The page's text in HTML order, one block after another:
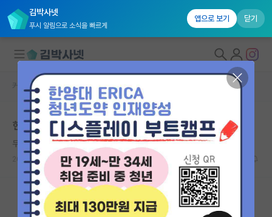
김박사넷
푸시 알림으로 소식을 빠르게
앱으로 보기 닫기
대학원생 모집
국내대학원 정보
연구실&오픈랩
커뮤니티
커뮤니티 홈
커뮤니티 홈 자유 게시판(아무개랩)
현대 모비스 산학장학생 지원
무심한 라이프니츠
2021.08.08 7 7707